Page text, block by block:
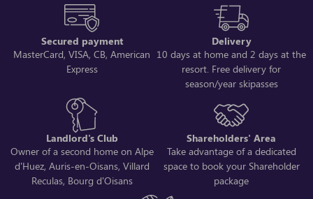
Secured payment
MasterCard, VISA, CB, American
Express
Delivery
10 days at home and 2 days at the
resort. Free delivery for
season/year skipasses
Landlord's Club
Owner of a second home on Alpe
d'Huez, Auris-en-Oisans, Villard
Reculas, Bourg d'Oisans
Shareholders' Area
Take advantage of a dedicated
space to book your Shareholder
package